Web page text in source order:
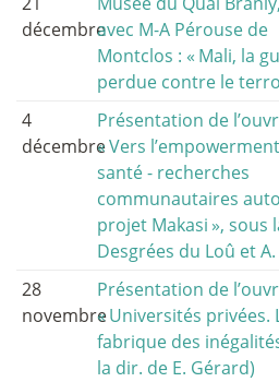
décembreavec M-A Pérouse de
Montclos : « Mali, la
perdue contre le
4
décembre
Présentation de
«Vers
santé - recherches
communautaires
projet Makasi », sous
Desgrées du Loû et
28
novembre
Présentation de
«Universités privées.
fabrique des
la dir. de E. Gérard)